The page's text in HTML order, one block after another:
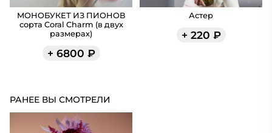
МОНОБУКЕТ ИЗ ПИОНОВ
сорта Coral Charm (в двух
размерах)
+ 6800 ₽
Астер
+ 220 ₽
РАНЕЕ ВЫ СМОТРЕЛИ